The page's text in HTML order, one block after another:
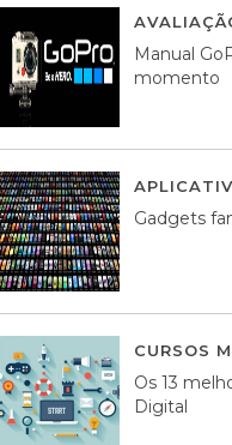
Manual
momento
Gadgets
CURSOS
Os 13
Digital